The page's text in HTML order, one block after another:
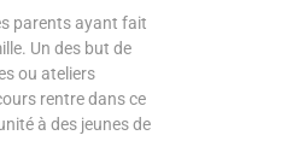
parents ayant fait
Un des but de
ou ateliers
rentre dans ce
à des jeunes de